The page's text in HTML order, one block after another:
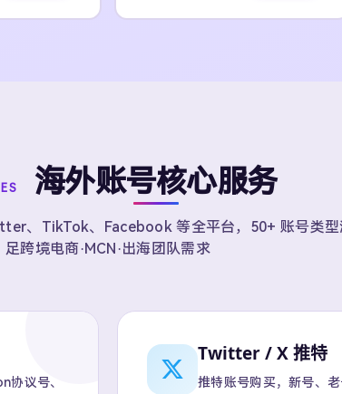
海外账号核心服务
、TikTok、Facebook 等全平台，50+ 账号类型
足跨境电商·MCN·出海团队需求
协议号、
Twitter / X 推特
推特账号购买，新号、